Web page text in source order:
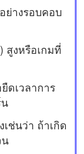
างรอบคอบ
สูงหรือเกมที่
ดเวลาการ
ช่นว่า ถ้าเกิด